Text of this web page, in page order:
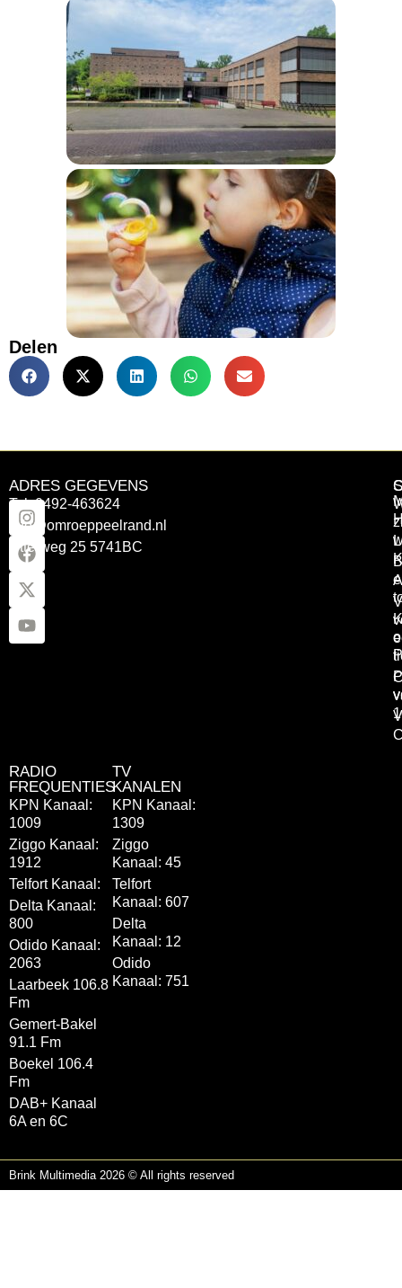
Delen
ADRES GEGEVENS
Tel: 0492-463624
info@omroeppeelrand.nl
Otterweg 25 5741BC
RADIO
FREQUENTIES
KPN Kanaal:
1009
Ziggo Kanaal:
1912
Telfort Kanaal:
Delta Kanaal:
800
Odido Kanaal:
2063
Laarbeek 106.8
Fm
Gemert-Bakel
91.1 Fm
Boekel 106.4
Fm
DAB+ Kanaal
6A en 6C
TV
KANALEN
KPN Kanaal:
1309
Ziggo
Kanaal: 45
Telfort
Kanaal: 607
Delta
Kanaal: 12
Odido
Kanaal: 751
Brink Multimedia 2026 © All rights reserved